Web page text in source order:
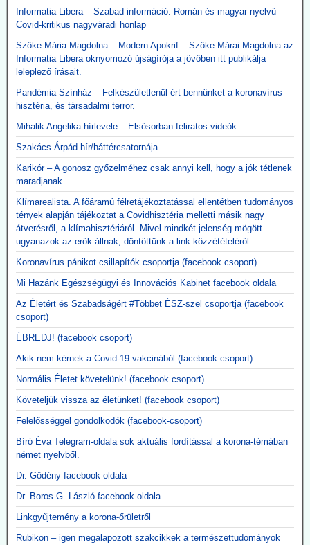
A használhatatlan lélegeztetőgépek tárolása is horribilis összegbe
került: több mint 2,3 milliárd forint volt eddig a raktárköltség.
Közzétevő: Teljesen mellékes, hogy volt-e (van-e) elég ember ennyi
gép üzemeltetésére. A gépek használata kontraproduktív, nem
gyógyítja az influenzás beteget, hanem sietteti, elősegíti halálukat.
Erre több bejegyzésben felhívtuk a figyelmet. Beszerzésük egy célt
szolgált: a 120 milliárd lenyúlását. Ennyi volt a különbség a
gyárkapunál érvényes ár, és a magyar adófizető által kifizetett 300
milliárd között.
A gépek vásárlása emellett hozzájárult a pszichoterrorhoz, ami
aztán ahhoz vezetett, hogy az emberek önként sorba álltak, hogy
fölvehessék a génterápiás oltást.
2026.05.12. JonFletwood.com: A Moderna
megerősítette, hogy új mRNS-bázisú
influenzaoltása hatszor több súlyos mellékhatást
okoz
A New England Journal of Medicine által nemrég közzétett, 3. szintű
tanulmány megerősítette, hogy a Moderna kísérleti mRNS-alapú
szezonális influenzaoltóanyaga, az mRNA-1010, a szokásos
influenzaoltásokhoz képest körülbelül hatszor gyakrabban okozott
súlyos, rövid távú mellékhatásokat, miközben a tünetekkel járó,
PCR-rel igazolt influenzaszerű megbetegedések számának abszolút
csökkenése kevesebb mint egy százalékpont volt.
Közzétevő: A szlogen az ellenkezőjére fordult.
"Hatástalan és ártalmas."
Informatia Libera – Szabad információ. Román és magyar nyelvű
Covid-kritikus nagyváradi honlap
Szőke Mária Magdolna – Modern Apokrif – Szőke Márai Magdolna az
Informatia Libera oknyomozó újságírója a jövőben itt publikálja
leleplező írásait.
Pandémia Színház – Felkészületlenül ért bennünket a koronavírus
hisztéria, és társadalmi terror.
Mihalik Angelika hírlevele – Elsősorban feliratos videók
Szakács Árpád hír/háttércsatornája
Karikór – A gonosz győzelméhez csak annyi kell, hogy a jók tétlenek
maradjanak.
Klímarealista. A főáramú félretájékoztatással ellentétben tudományos
tények alapján tájékoztat a Covidhisztéria melletti másik nagy
átverésről, a klímahisztériáról. Mivel mindkét jelenség mögött
ugyanazok az erők állnak, döntöttünk a link közzétételéről.
Koronavírus pánikot csillapítók csoportja (facebook csoport)
Mi Hazánk Egészségügyi és Innovációs Kabinet facebook oldala
Az Életért és Szabadságért #Többet ÉSZ-szel csoportja (facebook
csoport)
ÉBREDJ! (facebook csoport)
Akik nem kérnek a Covid-19 vakcinából (facebook csoport)
Normális Életet követelünk! (facebook csoport)
Követeljük vissza az életünket! (facebook csoport)
Felelősséggel gondolkodók (facebook-csoport)
Bíró Éva Telegram-oldala sok aktuális fordítással a korona-témában
német nyelvből.
Dr. Gődény facebook oldala
Dr. Boros G. László facebook oldala
Linkgyűjtemény a korona-őrületről
Rubikon – igen megalapozott szakcikkek a természettudományok